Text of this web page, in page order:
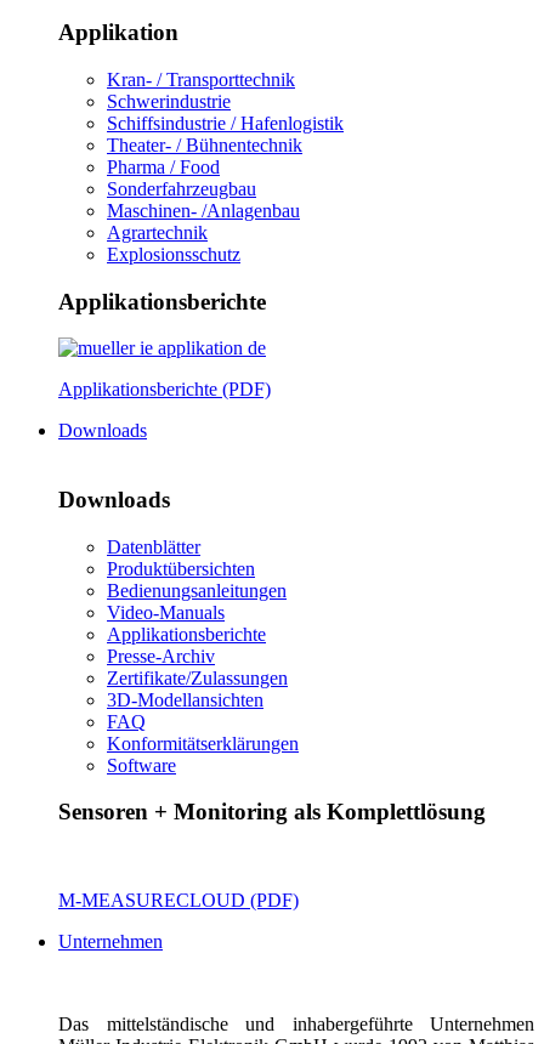
Applikation
Kran- / Transporttechnik
Schwerindustrie
Schiffsindustrie / Hafenlogistik
Theater- / Bühnentechnik
Pharma / Food
Sonderfahrzeugbau
Maschinen- /Anlagenbau
Agrartechnik
Explosionsschutz
Applikationsberichte
Applikationsberichte (PDF)
Downloads
Downloads
Datenblätter
Produktübersichten
Bedienungsanleitungen
Video-Manuals
Applikationsberichte
Presse-Archiv
Zertifikate/Zulassungen
3D-Modellansichten
FAQ
Konformitätserklärungen
Software
Sensoren + Monitoring als Komplettlösung
M-MEASURECLOUD (PDF)
Unternehmen
Das mittelständische und inhabergeführte Unternehmen